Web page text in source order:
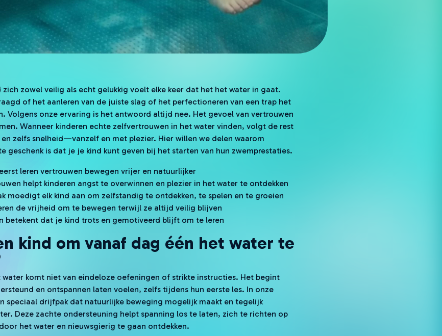
zowel veilig als echt gelukkig voelt elke keer dat het het water in gaat.
of het aanleren van de juiste slag of het perfectioneren van een trap het
Volgens onze ervaring is het antwoord altijd nee. Het gevoel van vertrouwen
Wanneer kinderen echte zelfvertrouwen in het water vinden, volgt de rest
zelfs snelheid—vanzelf en met plezier. Hier willen we delen waarom
geschenk is dat je je kind kunt geven bij het starten van hun zwemprestaties.
leren vertrouwen bewegen vrijer en natuurlijker
helpt kinderen angst te overwinnen en plezier in het water te ontdekken
moedigt elk kind aan om zelfstandig te ontdekken, te spelen en te groeien
de vrijheid om te bewegen terwijl ze altijd veilig blijven
betekent dat je kind trots en gemotiveerd blijft om te leren
kind om vanaf dag één het water te
komt niet van eindeloze oefeningen of strikte instructies. Het begint
en ontspannen laten voelen, zelfs tijdens hun eerste les. In onze
speciaal drijfpak dat natuurlijke beweging mogelijk maakt en tegelijk
Deze zachte ondersteuning helpt spanning los te laten, zich te richten op
het water en nieuwsgierig te gaan ontdekken.